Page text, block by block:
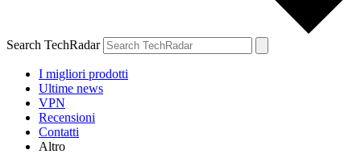
Search TechRadar
I migliori prodotti
Ultime news
VPN
Recensioni
Contatti
Altro